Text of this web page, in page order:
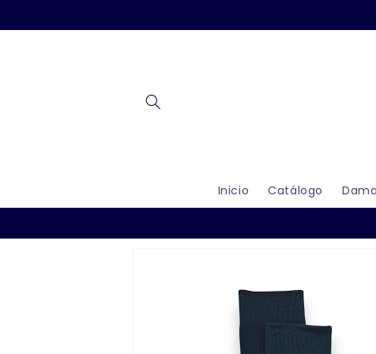
al contenido
Inicio Catálogo Dama
Ir